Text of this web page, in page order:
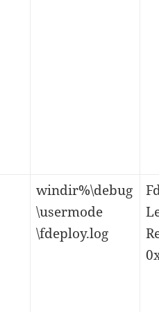
windir%\debug
\usermode
\fdeploy.log